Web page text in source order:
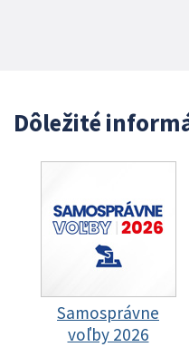
Dôležité
Samosprávne
voľby 2026